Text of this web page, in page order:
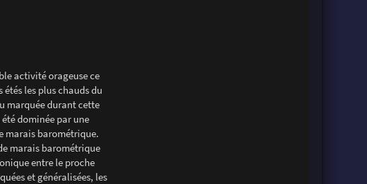
activité orageuse ce
les plus chauds du
marquée durant cette
dominée par une
marais barométrique.
marais barométrique
entre le proche
et généralisées, les